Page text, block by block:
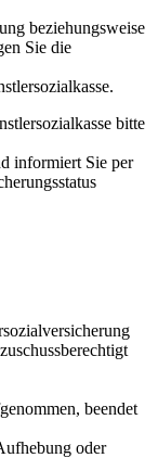
beziehungsweise
Sie die
bitte
informiert Sie per
beendet
oder